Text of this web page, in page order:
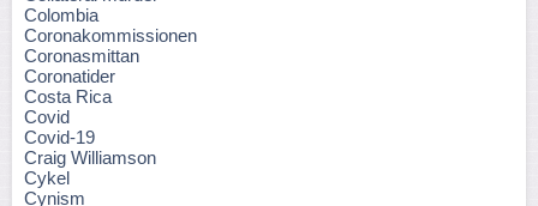
Colombia
Coronakommissionen
Coronasmittan
Coronatider
Costa Rica
Covid
Covid-19
Craig Williamson
Cykel
Cynism